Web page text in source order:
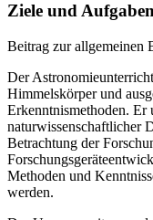
Ziele und
Beitrag zur allgemeinen
Der
Himmelskörper und
Erkenntnismethoden. Er
naturwissenschaftlicher
Betrachtung der
Methoden und
werden.